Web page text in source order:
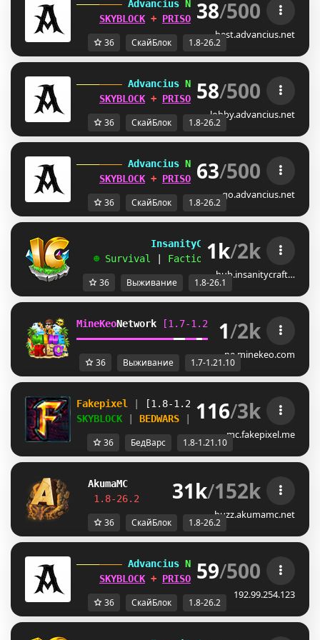
Advancius Network [1.8 - 26.2]
SKYBLOCK + PRISON UPDATES OUT NOW
38/500
best.advancius.net
36 СкайБлок 1.8-26.2
Advancius Network [1.8 - 26.2]
SKYBLOCK + PRISON UPDATES OUT NOW
58/500
lobby.advancius.net
36 СкайБлок 1.8-26.2
Advancius Network [1.8 - 26.2]
SKYBLOCK + PRISON UPDATES OUT NOW
63/500
go.advancius.net
36 СкайБлок 1.8-26.2
InsanityCraft || 1.8 - 26.1
☻ Survival Factions | Skyblock
1k/2k
hub.insanitycraft…
36 Выживание 1.8-26.1
MineKeoNetwork [1.7-1.21.10] TOWNY
━━━━━━━━━━━━━━━━━━━━━━━ SKYBLOCK
1/2k
pe.minekeo.com
36 Выживание 1.7-1.21.10
Fakepixel [1.8-1.21.10] | Play
compete
SKYBLOCK
BEDWARS BUILDFFA + MORE
116/3k
mc.fakepixel.me
36 БедВарс 1.8-1.21.10
AkumaMC S KY B OCK JUS T E
1.8-26.2 Join Now ┃ discord.gg/
31k/152k
buzz.akumamc.net
36 СкайБлок 1.8-26.2
Advancius Network [1.8 - 26.2]
SKYBLOCK + PRISON UPDATES OUT NOW
59/500
192.99.254.123
36 СкайБлок 1.8-26.2